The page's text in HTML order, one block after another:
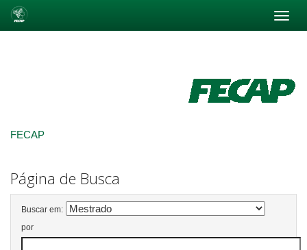
FECAP
Página de Busca
Buscar em:
por